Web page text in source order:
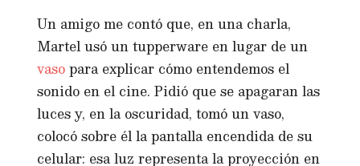
Un amigo me contó que, en una charla,
Martel usó un tupperware en lugar de un
vasopara explicar cómo entendemos el
sonido en el cine. Pidió que se apagaran las
luces y, en la oscuridad, tomó un vaso,
colocó sobre él la pantalla encendida de su
celular: esa luz representa la proyección en